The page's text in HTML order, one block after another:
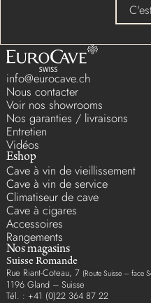
info@eurocave.ch
Nous contacter
Voir nos showrooms
Nos garanties / livraisons
Entretien
Vidéos
Eshop
Cave à vin de vieillissement
Cave à vin de service
Climatiseur de cave
Cave à cigares
Accessoires
Rangements
Nos magasins
Suisse Romande
Rue Riant-Coteau, 7 (Route Suisse – face
1196 Gland – Suisse
Tél. : +41 (0)22 364 87 22